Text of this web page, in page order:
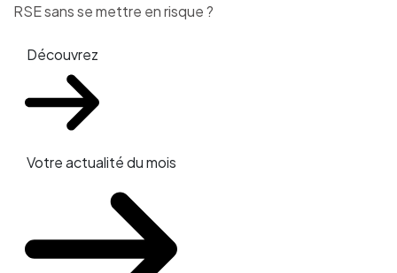
RSE sans se mettre en risque ?
Découvrez
Votre actualité du mois